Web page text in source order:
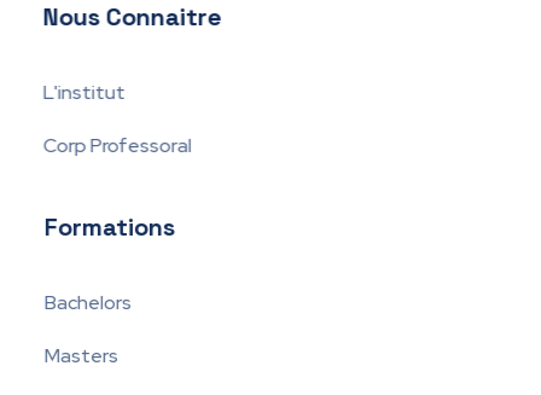
Nous Connaitre
L'institut
Corp Professoral
Formations
Bachelors
Masters